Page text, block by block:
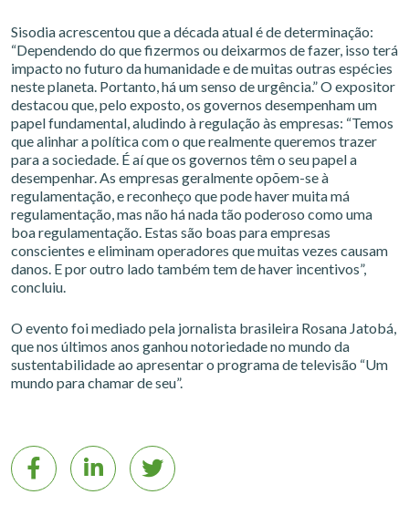
Sisodia acrescentou que a década atual é de determinação:
“Dependendo do que fizermos ou deixarmos de fazer, isso terá
impacto no futuro da humanidade e de muitas outras espécies
neste planeta. Portanto, há um senso de urgência.” O expositor
destacou que, pelo exposto, os governos desempenham um
papel fundamental, aludindo à regulação às empresas: “Temos
que alinhar a política com o que realmente queremos trazer
para a sociedade. É aí que os governos têm o seu papel a
desempenhar. As empresas geralmente opõem-se à
regulamentação, e reconheço que pode haver muita má
regulamentação, mas não há nada tão poderoso como uma
boa regulamentação. Estas são boas para empresas
conscientes e eliminam operadores que muitas vezes causam
danos. E por outro lado também tem de haver incentivos”,
concluiu.
O evento foi mediado pela jornalista brasileira Rosana Jatobá,
que nos últimos anos ganhou notoriedade no mundo da
sustentabilidade ao apresentar o programa de televisão “Um
mundo para chamar de seu”.